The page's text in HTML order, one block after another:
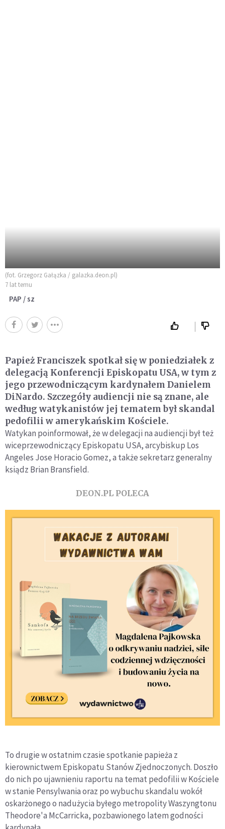
(fot. Grzegorz Gałązka / galazka.deon.pl)
7 lat temu
PAP / sz
Papież Franciszek spotkał się w poniedziałek z
delegacją Konferencji Episkopatu USA, w tym z
jego przewodniczącym kardynałem Danielem
DiNardo. Szczegóły audiencji nie są znane, ale
według watykanistów jej tematem był skandal
pedofilii w amerykańskim Kościele.
Watykan poinformował, że w delegacji na audiencji był też
wiceprzewodniczący Episkopatu USA, arcybiskup Los
Angeles Jose Horacio Gomez, a także sekretarz generalny
ksiądz Brian Bransfield.
DEON.PL POLECA
To drugie w ostatnim czasie spotkanie papieża z
kierownictwem Episkopatu Stanów Zjednoczonych. Doszło
do nich po ujawnieniu raportu na temat pedofilii w Kościele
w stanie Pensylwania oraz po wybuchu skandalu wokół
oskarżonego o nadużycia byłego metropolity Waszyngtonu
Theodore'a McCarricka, pozbawionego latem godności